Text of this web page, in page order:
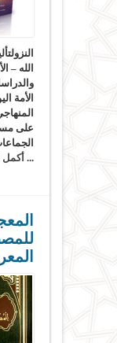
الله –
الأمة
على
... أكمل